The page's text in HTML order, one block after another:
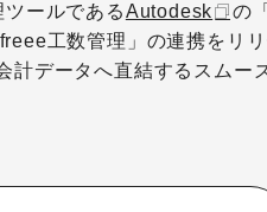
ールであるAutodesk の「
工数管理」の連携をリ
計データへ直結するスムー